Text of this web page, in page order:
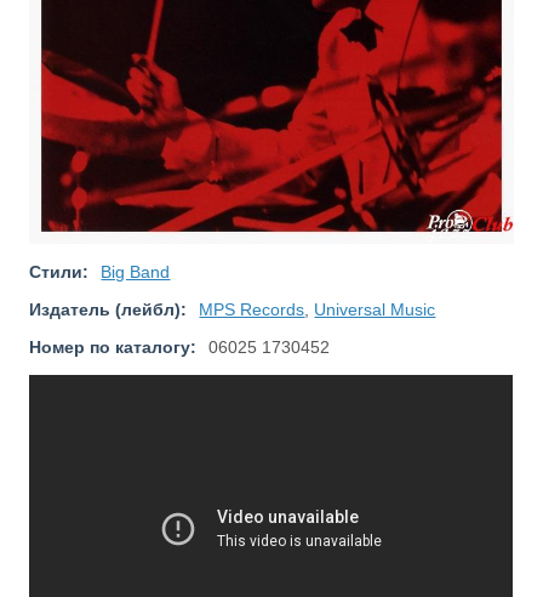
Стили:
Big Band
Издатель (лейбл):
MPS Records Universal Music
Номер по каталогу:
06025 1730452